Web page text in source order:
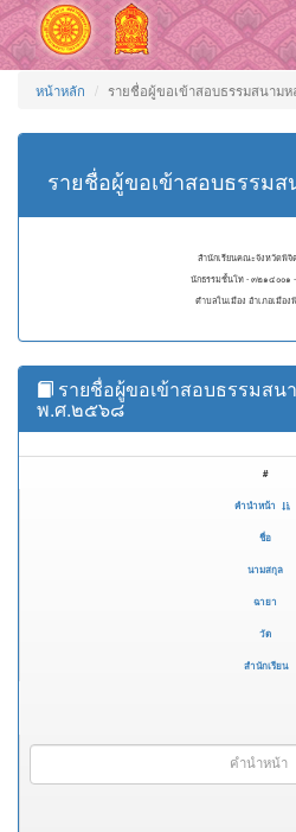
หน้าหลัก รายชื่อผู้ขอเข้าสอบธรรมสนาม
รายชื่อผู้ขอเข้าสอบธรรม
สำนักเรียนคณะจังหวัดพิ
นักธรรมชั้นโท - ๓๒๑๔๐๐๑
ตำบลในเมือง อำเภอเมือง
รายชื่อผู้ขอเข้าสอบธรรมสน
พ.ศ.๒๕๖๘
#
คำนำหน้า
ชื่อ
นามสกุล
ฉายา
วัด
สำนักเรียน
คำนำหน้า